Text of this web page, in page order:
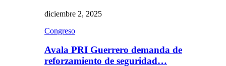
diciembre 2, 2025
Congreso
Avala PRI Guerrero demanda de
reforzamiento de seguridad…